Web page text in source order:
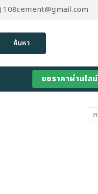
108cement@gmail.com
ค้นหา
ขอราคาผ่านไลน์